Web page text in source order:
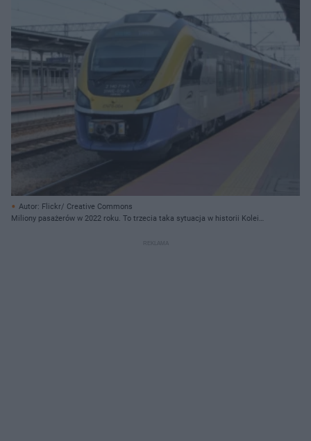
Autor: Flickr/ Creative Commons
Miliony pasażerów w 2022 roku. To trzecia taka sytuacja w historii Kolei